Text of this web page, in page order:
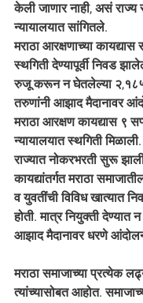
केली जाणार नाही, असं राज्य
न्यायालयात सांगितले.
मराठा आरक्षणाच्या कायद्यास
स्थगिती देण्यापूर्वी निवड
रुजू करून न घेतलेल्या २,१८५
तरुणांनी आझाद मैदानावर
मराठा आरक्षण कायद्यास ९
न्यायालयात स्थगिती मिळाली.
राज्यात नोकरभरती सुरू
कायद्यांतर्गत मराठा
व युवतींची विविध खात्यात
होती. मात्र नियुक्ती देण्यात
आझाद मैदानावर धरणे
मराठा समाजाच्या प्रत्येक
त्यांच्यासोबत आहोत.